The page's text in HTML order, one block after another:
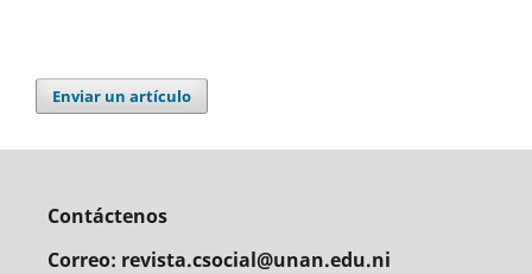
Enviar un artículo
Contáctenos
Correo: revista.csocial@unan.edu.ni